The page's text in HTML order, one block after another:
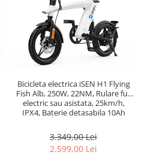
Bicicleta electrica iSEN H1 Flying
Fish Alb, 250W, 22NM, Rulare full
electric sau asistata, 25km/h,
IPX4, Baterie detasabila 10Ah
3.349,00 Lei
2.599,00 Lei